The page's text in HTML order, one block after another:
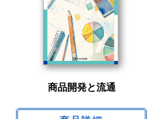
商品開発と流通